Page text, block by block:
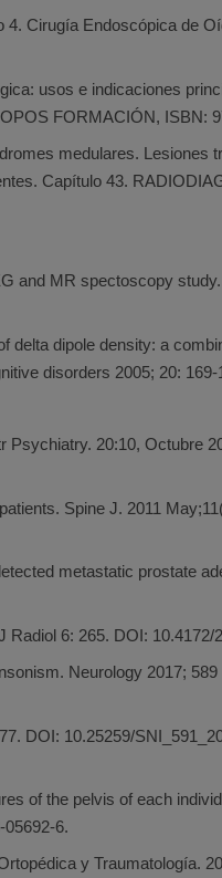
Cirugía Endoscópica de
usos e indicaciones
FORMACIÓN, ISBN:
medulares. Lesiones
Capítulo 43.
and MR spectoscopy
delta dipole density: a
disorders 2005; 20: 169-
Psychiatry. 20:10, Octubre
Spine J. 2011
metastatic prostate
6: 265. DOI: 10.4172/
Neurology 2017;
DOI: 10.25259/
of the pelvis of each
6.
y Traumatología.